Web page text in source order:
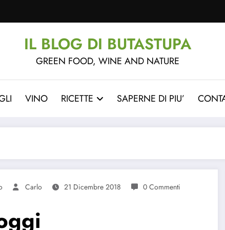
IL BLOG DI BUTASTUPA
GREEN FOOD, WINE AND NATURE
VINO RICETTE SAPERNE DI PIU’
Carlo 21 Dicembre 2018 0 Commenti